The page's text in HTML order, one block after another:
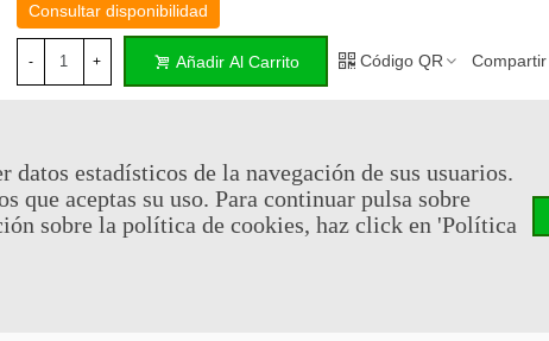
Consultar disponibilidad
- + Añadir Al Carrito Código QR Compartir
Su cesta sera de37puntos de fidelidad que se puede convertir en un
€ 0.26
estadísticos de la navegación de sus usuarios.
que aceptas su uso. Para continuar pulsa sobre
sobre la política de cookies, haz click en 'Política